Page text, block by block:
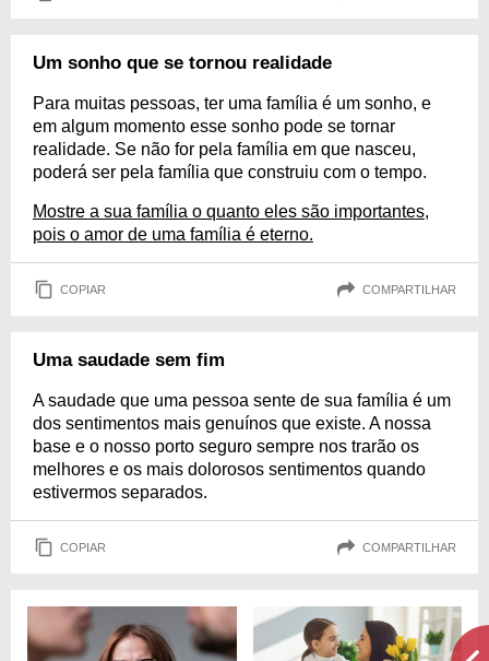
Um sonho que se tornou realidade
Para muitas pessoas, ter uma família é um sonho, e
em algum momento esse sonho pode se tornar
realidade. Se não for pela família em que nasceu,
poderá ser pela família que construiu com o tempo.
Mostre a sua família o quanto eles são importantes,
pois o amor de uma família é eterno.
COPIAR COMPARTILHAR
Uma saudade sem fim
A saudade que uma pessoa sente de sua família é um
dos sentimentos mais genuínos que existe. A nossa
base e o nosso porto seguro sempre nos trarão os
melhores e os mais dolorosos sentimentos quando
estivermos separados.
COPIAR COMPARTILHAR